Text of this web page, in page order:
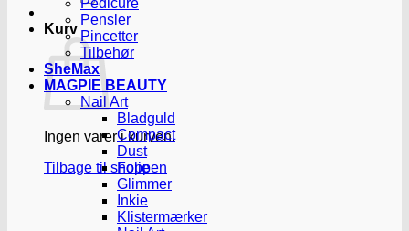
Kurv
Ingen varer i kurven.
Tilbage til shoppen
Pedicure
Pensler
Pincetter
Tilbehør
SheMax
MAGPIE BEAUTY
Nail Art
Bladguld
Compact
Dust
Folie
Glimmer
Inkie
Klistermærker